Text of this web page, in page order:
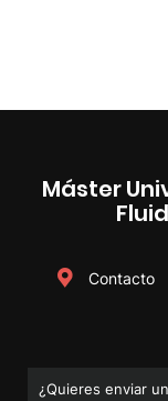
Máster
Contacto
¿Quieres enviar